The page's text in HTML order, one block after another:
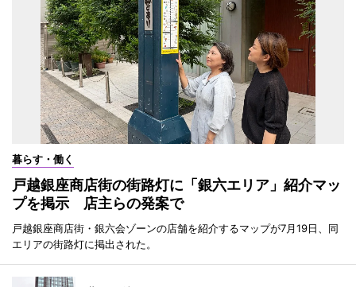
暮らす・働く
戸越銀座商店街の街路灯に「銀六エリア」紹介マッ
プを掲示 店主らの発案で
戸越銀座商店街・銀六会ゾーンの店舗を紹介するマップが7月19日、同
エリアの街路灯に掲出された。